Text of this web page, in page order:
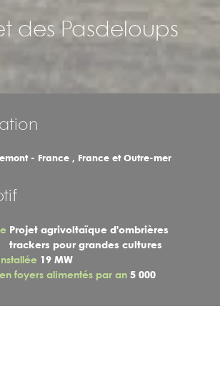
des Pasdeloups
- France , France et Outre-mer
Projet agrivoltaïque d'ombrières
trackers pour grandes cultures
19 MW
foyers alimentés par an 5 000